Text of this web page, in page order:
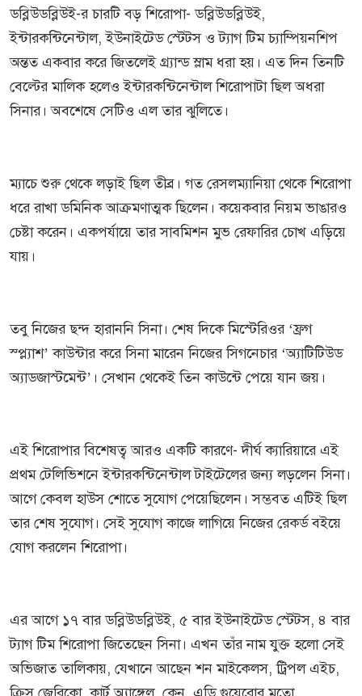
ডব্লিউডব্লিউই-র চারটি বড় শিরোপা- ডব্লিউডব্লিউই,
ইন্টারকন্টিনেন্টাল, ইউনাইটেড স্টেটস ও ট্যাগ টিম চ্যাম্পিয়নশিপ
অন্তত একবার করে জিতলেই গ্র্যান্ড স্লাম ধরা হয়। এত দিন তিনটি
বেল্টের মালিক হলেও ইন্টারকন্টিনেন্টাল শিরোপাটা ছিল অধরা
সিনার। অবশেষে সেটিও এল তার ঝুলিতে।
ম্যাচে শুরু থেকে লড়াই ছিল তীব্র। গত রেসলম্যানিয়া থেকে শিরোপা
ধরে রাখা ডমিনিক আক্রমণাত্মক ছিলেন। কয়েকবার নিয়ম ভাঙারও
চেষ্টা করেন। একপর্যায়ে তার সাবমিশন মুভ রেফারির চোখ এড়িয়ে
যায়।
তবু নিজের ছন্দ হারাননি সিনা। শেষ দিকে মিস্টেরিওর ‘ফ্রগ
স্প্ল্যাশ’ কাউন্টার করে সিনা মারেন নিজের সিগনেচার ‘অ্যাটিটিউড
অ্যাডজাস্টমেন্ট’। সেখান থেকেই তিন কাউন্টে পেয়ে যান জয়।
এই শিরোপার বিশেষত্ব আরও একটি কারণে- দীর্ঘ ক্যারিয়ারে এই
প্রথম টেলিভিশনে ইন্টারকন্টিনেন্টাল টাইটেলের জন্য লড়লেন সিনা।
আগে কেবল হাউস শোতে সুযোগ পেয়েছিলেন। সম্ভবত এটিই ছিল
তার শেষ সুযোগ। সেই সুযোগ কাজে লাগিয়ে নিজের রেকর্ড বইয়ে
যোগ করলেন শিরোপা।
এর আগে ১৭ বার ডব্লিউডব্লিউই, ৫ বার ইউনাইটেড স্টেটস, ৪ বার
ট্যাগ টিম শিরোপা জিতেছেন সিনা। এখন তাঁর নাম যুক্ত হলো সেই
অভিজাত তালিকায়, যেখানে আছেন শন মাইকেলস, ট্রিপল এইচ,